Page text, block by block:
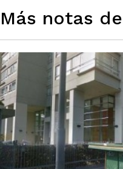
Más notas